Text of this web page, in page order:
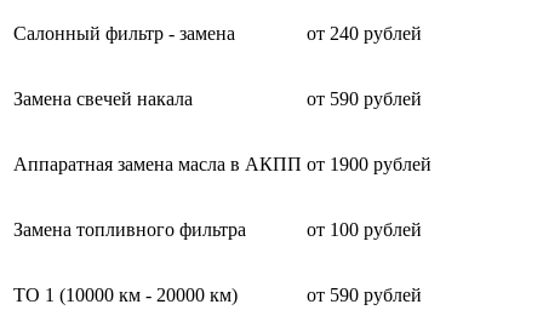
Салонный фильтр - замена от 240 рублей
Замена свечей накала от 590 рублей
Аппаратная замена масла в АКПП от 1900 рублей
Замена топливного фильтра от 100 рублей
ТО 1 (10000 км - 20000 км) от 590 рублей